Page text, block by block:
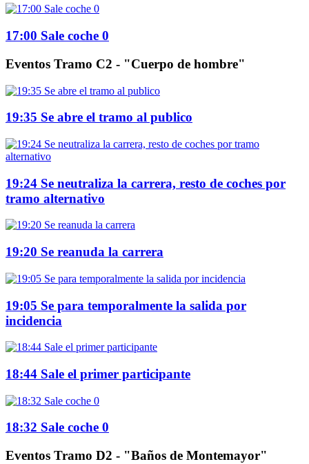
17:00 Sale coche 0
Eventos Tramo C2 - "Cuerpo de hombre"
19:35 Se abre el tramo al publico
19:24 Se neutraliza la carrera, resto de coches por
tramo alternativo
19:20 Se reanuda la carrera
19:05 Se para temporalmente la salida por
incidencia
18:44 Sale el primer participante
18:32 Sale coche 0
Eventos Tramo D2 - "Baños de Montemayor"